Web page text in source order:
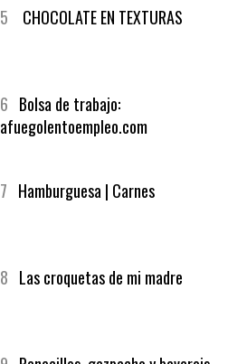
5 CHOCOLATE EN TEXTURAS
6 Bolsa de trabajo:
afuegolentoempleo.com
7 Hamburguesa | Carnes
8 Las croquetas de mi madre